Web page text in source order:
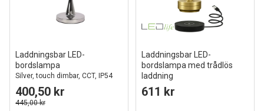
Laddningsbar LED-
bordslampa
Silver, touch dimbar, CCT, IP54
400,50 kr
445,00 kr
Laddningsbar LED-
bordslampa med trådlös
laddning
Guld, touch-dimbar, CCT, IP54
611 kr